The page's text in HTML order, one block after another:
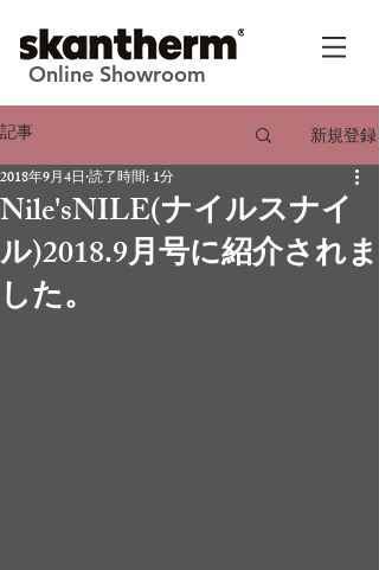
Online Showroom
記事 新規登録
Nile'sNILE(ナイルスナイ
ル)2018.9月号に紹介されま
した。
2018年9月4日 読了時間: 1分